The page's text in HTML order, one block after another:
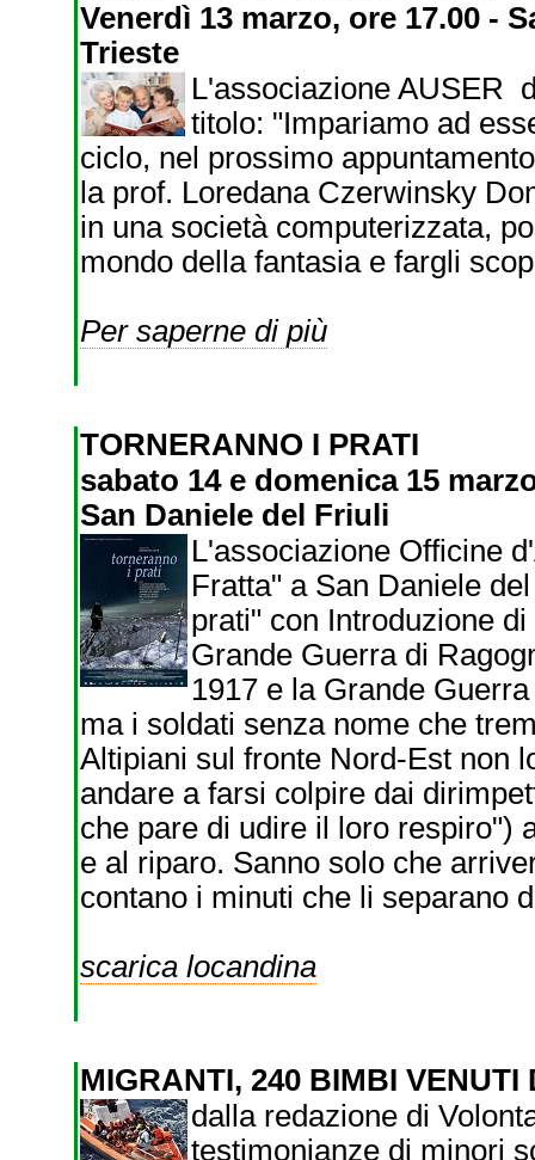
Venerdì 13 marzo, ore 17.00 -
Trieste
L'associazione AUSER
titolo: "Impariamo ad
ciclo, nel prossimo
la prof. Loredana Czerwinsky
in una società computerizzata,
mondo della fantasia e fargli
Per saperne di più
TORNERANNO I PRATI
sabato 14 e domenica 15
San Daniele del Friuli
L'associazione Officine
Fratta" a San Daniele
prati" con Introduzione
Grande Guerra di
1917 e la Grande
ma i soldati senza nome che
Altipiani sul fronte Nord-Est non
andare a farsi colpire dai
che pare di udire il loro respiro")
e al riparo. Sanno solo che
contano i minuti che li separano
scarica locandina
MIGRANTI, 240 BIMBI
dalla redazione di
testimonianze di minori